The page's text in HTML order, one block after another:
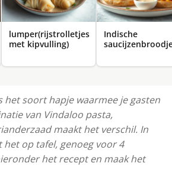
lumper(rijstrolletjes
met kipvulling)
Indische
het soort hapje waarmee je gasten
van Vindaloo pasta,
maakt het verschil. In
op tafel, genoeg voor 4
het recept en maak het